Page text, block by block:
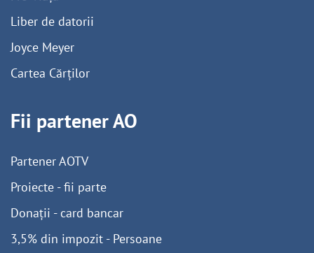
Liber de datorii
Joyce Meyer
Cartea Cărților
Fii partener AO
Partener AOTV
Proiecte - fii parte
Donații - card bancar
3,5% din impozit - Persoane